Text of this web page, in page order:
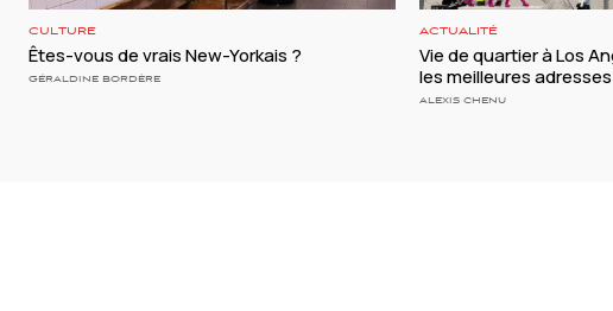
CULTURE
Êtes-vous de vrais New-Yorkais ?
GÉRALDINE BORDÈRE
ACTUALITÉ
Vie de quartier à Los
les meilleures adresses
ALEXIS CHENU